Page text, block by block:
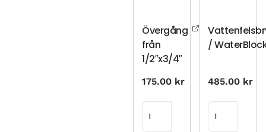
Övergång
från
1/2″x3/4″
175.00 kr
/
485.00 kr